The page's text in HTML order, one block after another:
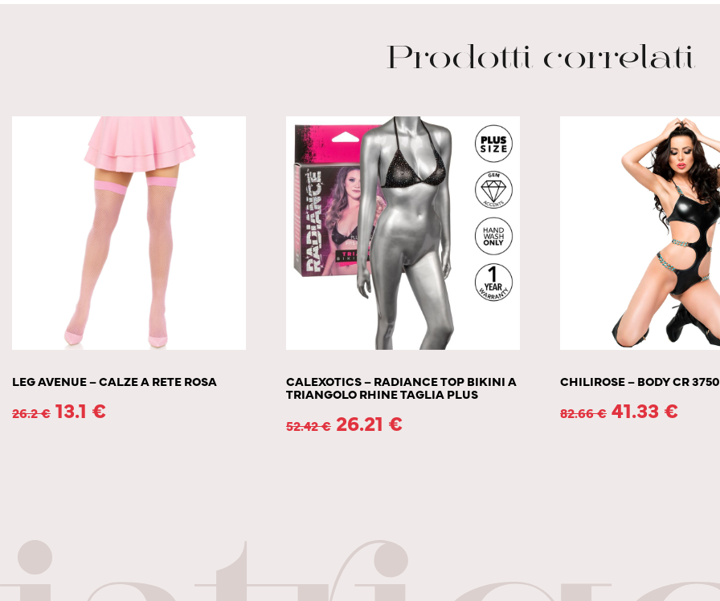
Prodotti correlati
LEG AVENUE – CALZE A RETE ROSA
26.2€ 13.1 €
CALEXOTICS – RADIANCE TOP BIKINI A
TRIANGOLO RHINE TAGLIA PLUS
52.42€ 26.21 €
CHILIROSE – BODY CR
82.66€ 41.33 €